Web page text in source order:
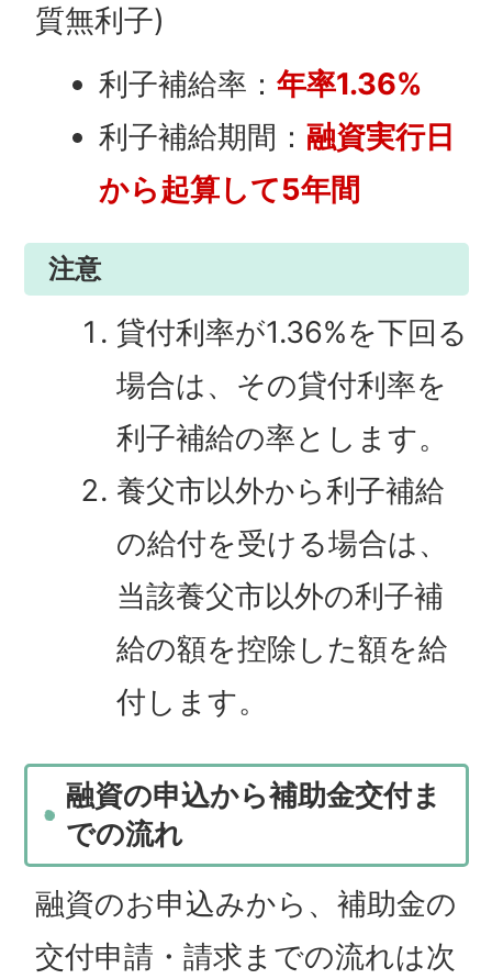
質無利子)
利子補給率： 年率1.36%
利子補給期間： 融資実行日
から起算して5年間
注意
貸付利率が1.36%を下回る
場合は、その貸付利率を
利子補給の率とします。
養父市以外から利子補給
の給付を受ける場合は、
当該養父市以外の利子補
給の額を控除した額を給
付します。
融資の申込から補助金交付ま
での流れ
融資のお申込みから、補助金の
交付申請・請求までの流れは次